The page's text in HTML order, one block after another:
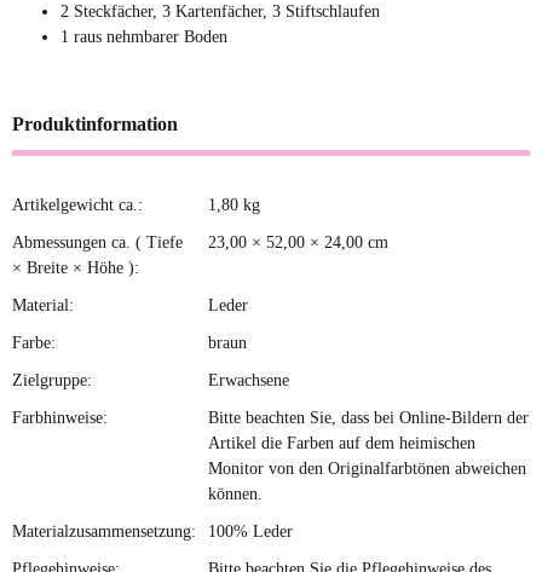
2 Steckfächer, 3 Kartenfächer, 3 Stiftschlaufen
1 raus nehmbarer Boden
Produktinformation
Produkteigenschaft
Wert
Artikelgewicht ca.: 1,80 kg
Abmessungen ca. ( Tiefe
× Breite × Höhe ):
23,00 × 52,00 × 24,00 cm
Material: Leder
Farbe: braun
Zielgruppe: Erwachsene
Farbhinweise:
Bitte beachten Sie, dass bei Online-Bildern der
Artikel die Farben auf dem heimischen
Monitor von den Originalfarbtönen abweichen
können.
Materialzusammensetzung: 100% Leder